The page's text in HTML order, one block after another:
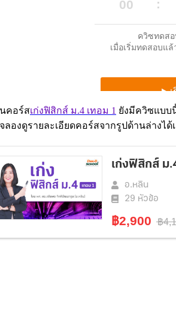
คอร์สเก่งฟิสิกส์ ม.4 เทอม 1 ยังมีควิซแบบ
องดูรายละเอียดคอร์สจากรูปด้านล่างได้